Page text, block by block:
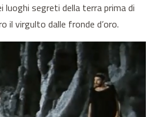
luoghi segreti della terra prima di
il virgulto dalle fronde d’oro.